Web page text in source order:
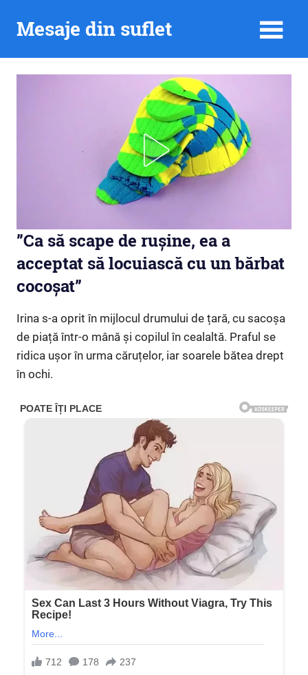
Mesaje din suflet
”Ca să scape de rușine, ea a
acceptat să locuiască cu un bărbat
cocoșat”
Irina s-a oprit în mijlocul drumului de țară, cu sacoșa
de piață într-o mână și copilul în cealaltă. Praful se
ridica ușor în urma căruțelor, iar soarele bătea drept
în ochi.